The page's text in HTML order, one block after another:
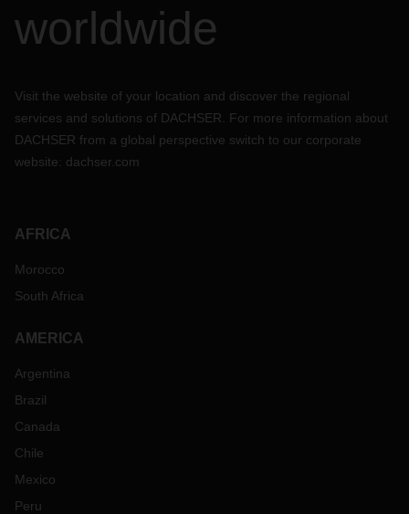
worldwide
Visit the website of your location and discover the regional
services and solutions of DACHSER. For more information about
DACHSER from a global perspective switch to our corporate
website: dachser.com
AFRICA
Morocco
South Africa
AMERICA
Argentina
Brazil
Canada
Chile
Mexico
Peru